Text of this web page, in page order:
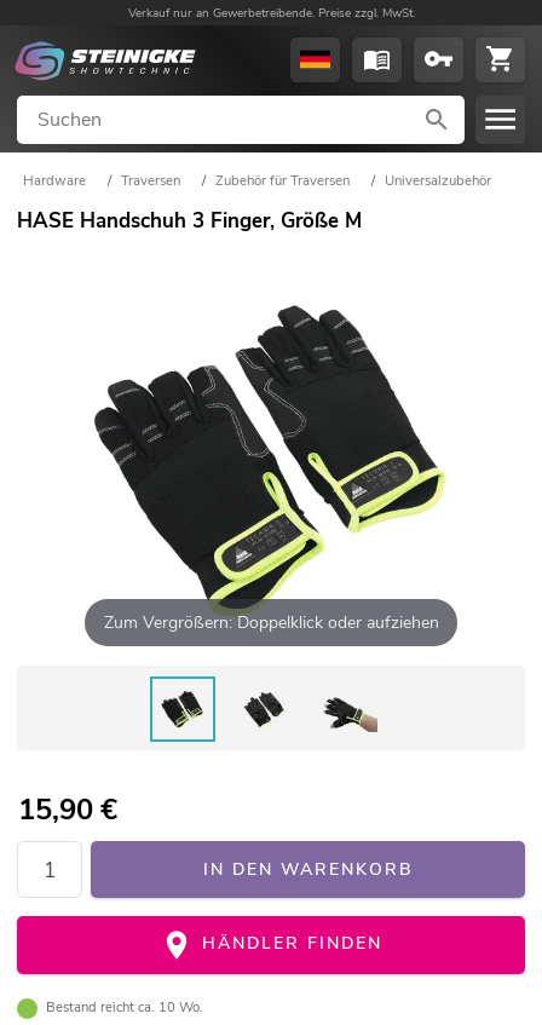
Verkauf nur an Gewerbetreibende. Preise zzgl. MwSt.
Hardware / Traversen / Zubehör für Traversen / Universalzubehör
HASE Handschuh 3 Finger, Größe M
Zum Vergrößern: Doppelklick oder aufziehen
15,90€
IN DEN WARENKORB
HÄNDLER FINDEN
Bestand reicht ca. 10 Wo.